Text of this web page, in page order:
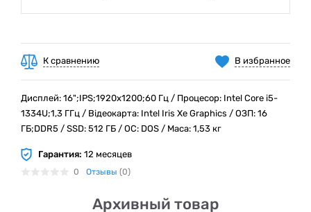
В избранное
К сравнению
Дисплей: 16";IPS;1920x1200;60 Гц / Процесор: Intel Core i5-
1334U;1,3 ГГц / Відеокарта: Intel Iris Xe Graphics / ОЗП: 16
ГБ;DDR5 / SSD: 512 ГБ / ОС: DOS / Маса: 1,53 кг
Гарантия: 12 месяцев
0 Отзывы (0)
Архивный товар